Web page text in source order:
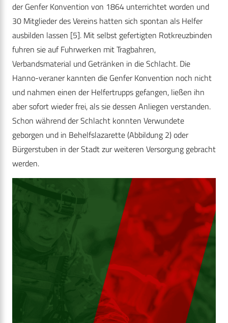
der Genfer Konvention von 1864 unterrichtet worden und
30 Mitglieder des Vereins hatten sich spontan als Helfer
ausbilden lassen [5]. Mit selbst gefertigten Rotkreuzbinden
fuhren sie auf Fuhrwerken mit Tragbahren,
Verbandsmaterial und Getränken in die Schlacht. Die
Hanno-veraner kannten die Genfer Konvention noch nicht
und nahmen einen der Helfertrupps gefangen, ließen ihn
aber sofort wieder frei, als sie dessen Anliegen verstanden.
Schon während der Schlacht konnten Verwundete
geborgen und in Behelfslazarette (Abbildung 2) oder
Bürgerstuben in der Stadt zur weiteren Versorgung gebracht
werden.